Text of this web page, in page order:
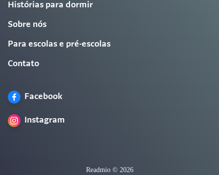
Histórias para dormir
Sobre nós
Para escolas e pré-escolas
Contato
Facebook
Instagram
Readmio © 2026